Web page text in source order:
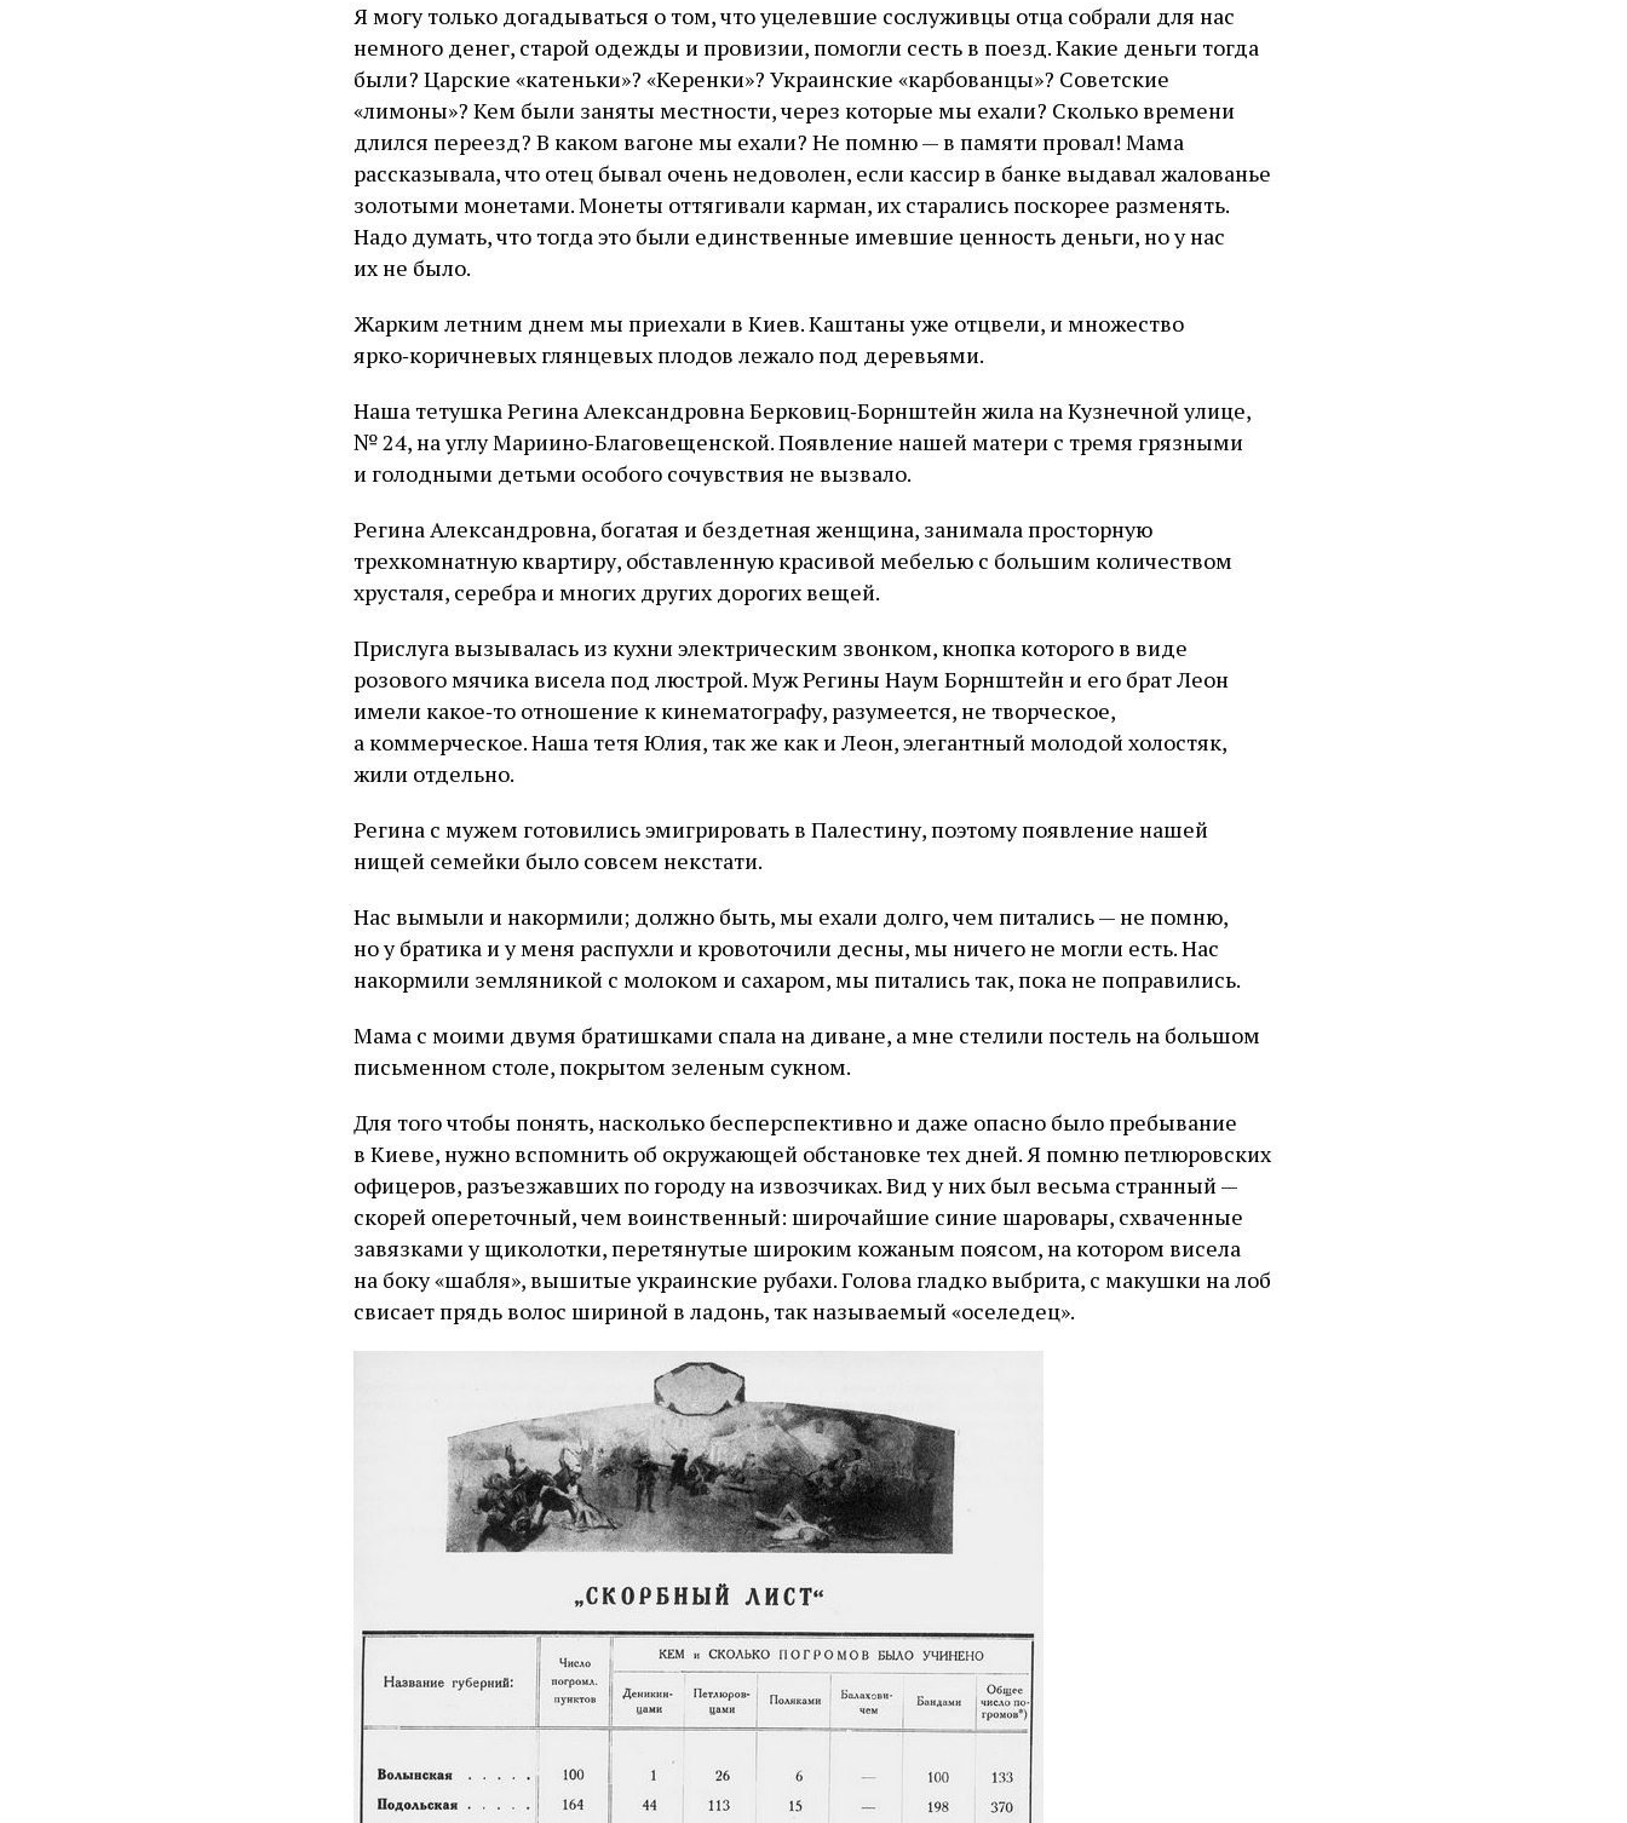
Я могу только догадываться о том, что уцелевшие сослуживцы отца собрали для нас
немного денег, старой одежды и провизии, помогли сесть в поезд. Какие деньги тогда
были? Царские «катеньки»? «Керенки»? Украинские «карбованцы»? Советские
«лимоны»? Кем были заняты местности, через которые мы ехали? Сколько времени
длился переезд? В каком вагоне мы ехали? Не помню — в памяти провал! Мама
рассказывала, что отец бывал очень недоволен, если кассир в банке выдавал жалованье
золотыми монетами. Монеты оттягивали карман, их старались поскорее разменять.
Надо думать, что тогда это были единственные имевшие ценность деньги, но у нас
их не было.
Жарким летним днем мы приехали в Киев. Каштаны уже отцвели, и множество
ярко‑коричневых глянцевых плодов лежало под деревьями.
Наша тетушка Регина Александровна Берковиц‑Борнштейн жила на Кузнечной улице,
№ 24, на углу Мариино‑Благовещенской. Появление нашей матери с тремя грязными
и голодными детьми особого сочувствия не вызвало.
Регина Александровна, богатая и бездетная женщина, занимала просторную
трехкомнатную квартиру, обставленную красивой мебелью с большим количеством
хрусталя, серебра и многих других дорогих вещей.
Прислуга вызывалась из кухни электрическим звонком, кнопка которого в виде
розового мячика висела под люстрой. Муж Регины Наум Борнштейн и его брат Леон
имели какое‑то отношение к кинематографу, разумеется, не творческое,
а коммерческое. Наша тетя Юлия, так же как и Леон, элегантный молодой холостяк,
жили отдельно.
Регина с мужем готовились эмигрировать в Палестину, поэтому появление нашей
нищей семейки было совсем некстати.
Нас вымыли и накормили; должно быть, мы ехали долго, чем питались — не помню,
но у братика и у меня распухли и кровоточили десны, мы ничего не могли есть. Нас
накормили земляникой с молоком и сахаром, мы питались так, пока не поправились.
Мама с моими двумя братишками спала на диване, а мне стелили постель на большом
письменном столе, покрытом зеленым сукном.
Для того чтобы понять, насколько бесперспективно и даже опасно было пребывание
в Киеве, нужно вспомнить об окружающей обстановке тех дней. Я помню петлюровских
офицеров, разъезжавших по городу на извозчиках. Вид у них был весьма странный —
скорей опереточный, чем воинственный: широчайшие синие шаровары, схваченные
завязками у щиколотки, перетянутые широким кожаным поясом, на котором висела
на боку «шабля», вышитые украинские рубахи. Голова гладко выбрита, с макушки на лоб
свисает прядь волос шириной в ладонь, так называемый «оселедец».